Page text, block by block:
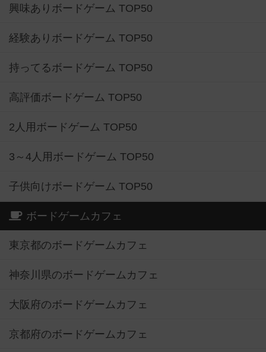
興味ありボードゲーム TOP50
経験ありボードゲーム TOP50
持ってるボードゲーム TOP50
高評価ボードゲーム TOP50
2人用ボードゲーム TOP50
3～4人用ボードゲーム TOP50
子供向けボードゲーム TOP50
ボードゲームカフェ
東京都のボードゲームカフェ
神奈川県のボードゲームカフェ
大阪府のボードゲームカフェ
京都府のボードゲームカフェ